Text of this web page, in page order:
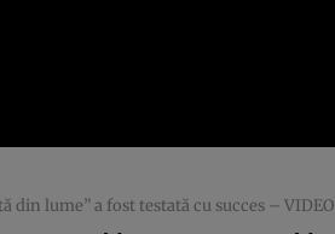
din lume” a fost testată cu succes – VIDEO